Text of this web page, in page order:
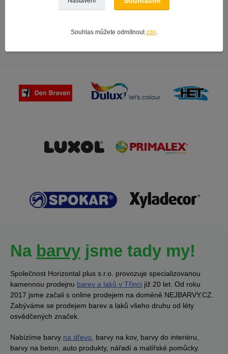
Na barvy jsme tady my!
Společnost Horizontal plus s.r.o. provozuje specializovanou
kamennou prodejnu barev a laků v Třinci již 20 let. Od roku
2017 jsme začali s online prodejem na doméně NEJBARVY.CZ.
Zabýváme se prodejem barev a laků všeho druhu od léty
osvědčených značek.
Nabízíme barvy na dřevo , barvy na kov, barvy do interiéru,
barvy na beton, auto produkty, nářadí a malířské pomůcky.
Souhlas můžete odmítnout zde